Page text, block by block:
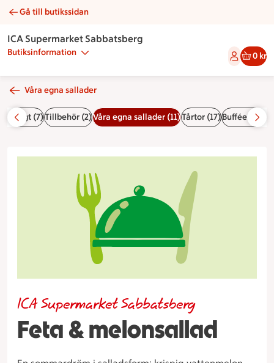
Feta & melonsallad | Catering ICA Supermarket Sabbatsberg
Gå till butikssidan
ICA Supermarket Sabbatsberg
Butiksinformation 0 kr
Våra egna sallader
(7)Tillbehör (2)Våra egna sallader (11)Tårtor (17)Bufféer (15)
Feta & melonsallad
ICA Supermarket Sabbatsberg